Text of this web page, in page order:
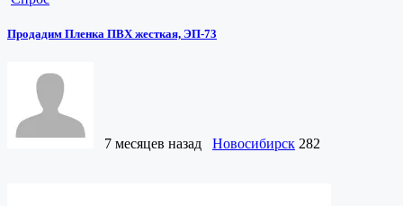
Продадим Пленка ПВХ жесткая, ЭП-73
7 месяцев назад Новосибирск 282